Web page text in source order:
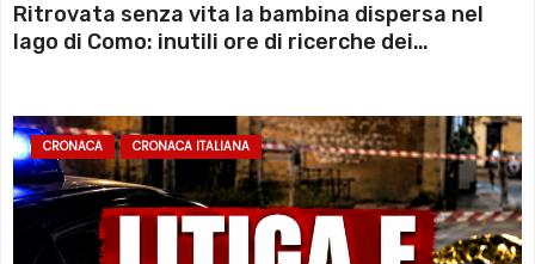
Ritrovata senza vita la bambina dispersa nel
lago di Como: inutili ore di ricerche dei
CRONACA CRONACA ITALIANA